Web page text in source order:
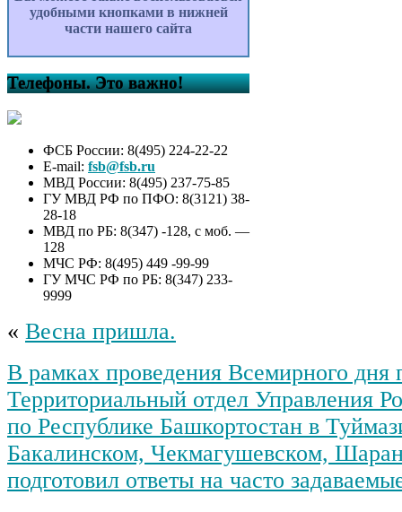
удобными кнопками в нижней
части нашего сайта
Телефоны. Это важно!
ФСБ России: 8(495) 224-22-22
E-mail: fsb@fsb.ru
МВД России: 8(495) 237-75-85
ГУ МВД РФ по ПФО: 8(3121) 38-
28-18
МВД по РБ: 8(347) -128, с моб. —
128
МЧС РФ: 8(495) 449 -99-99
ГУ МЧС РФ по РБ: 8(347) 233-
9999
« Весна пришла.
В рамках проведения Всемирного дня
Территориальный отдел Управления
по Республике Башкортостан в
Бакалинском, Чекмагушевском,
подготовил ответы на часто